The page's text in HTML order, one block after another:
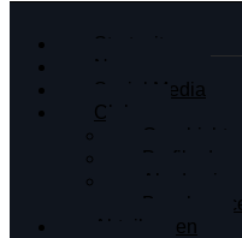
Startseite
News
Social Media
Club
Profikader
Akademien
Abteilungen